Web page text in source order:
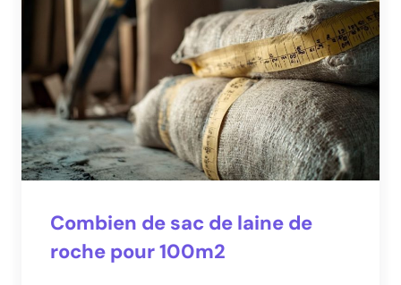
Combien de sac de laine de
roche pour 100m2